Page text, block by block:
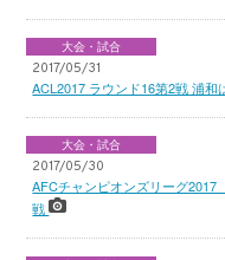
大会・試合
2017/05/31
ACL2017 ラウンド16第2戦 浦
大会・試合
2017/05/30
AFCチャンピオンズリーグ
戦